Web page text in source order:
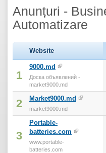
Anunțuri -
Automatizare
Website
1
9000.md
Доска объявлений -
market9000.md
2 Market9000.md
market9000.md
3
Portable-
batteries.com
www.portable-
batteries.com